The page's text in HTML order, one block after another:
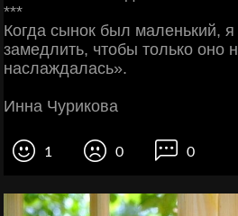
***
Когда сынок был маленький,
замедлить, чтобы только оно
наслаждалась».
Инна Чурикова
1 0 0